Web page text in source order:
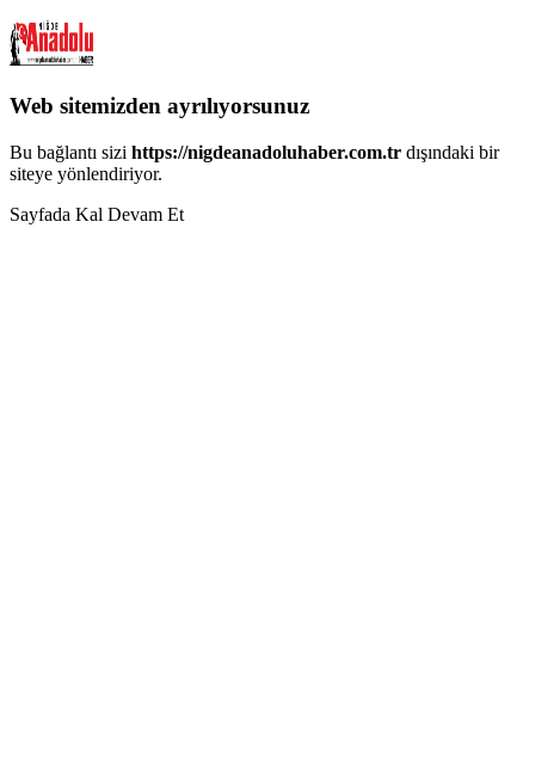
Web sitemizden ayrılıyorsunuz
Bu bağlantı sizi https://nigdeanadoluhaber.com.tr dışındaki bir
siteye yönlendiriyor.
Sayfada Kal Devam Et